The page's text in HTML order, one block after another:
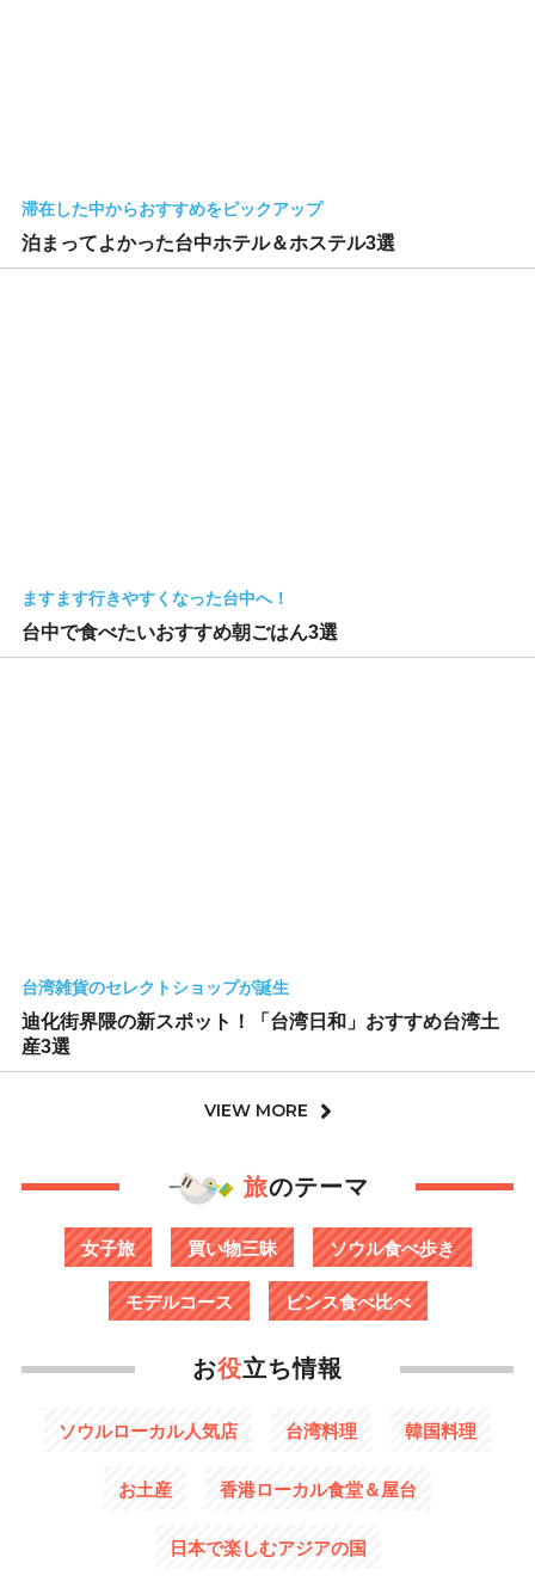
滞在した中からおすすめをピックアップ
泊まってよかった台中ホテル＆ホステル3選
ますます行きやすくなった台中へ！
台中で食べたいおすすめ朝ごはん3選
台湾雑貨のセレクトショップが誕生
迪化街界隈の新スポット！「台湾日和」おすすめ台湾土
産3選
VIEW MORE
旅のテーマ
女子旅 買い物三昧 ソウル食べ歩き
モデルコース ピンス食べ比べ
お役立ち情報
ソウルローカル人気店 台湾料理 韓国料理
お土産 香港ローカル食堂＆屋台
日本で楽しむアジアの国